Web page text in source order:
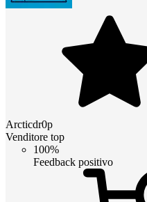
Arcticdr0p
Venditore top
100%
Feedback positivo